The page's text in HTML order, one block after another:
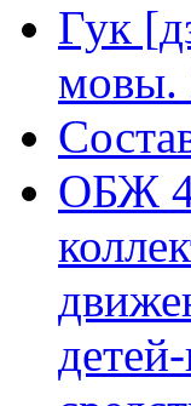
Гук
мовы.
ОБЖ 4